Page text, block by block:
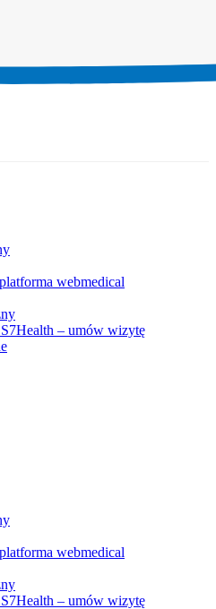
webmedical
– umów wizytę
webmedical
– umów wizytę